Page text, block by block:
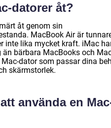
datorer åt?
åt genom sin
MacBook Air är
inte lika mycket kraft. iMac
bärbara MacBooks och
dator som passar dina
skärmstorlek.
använda en